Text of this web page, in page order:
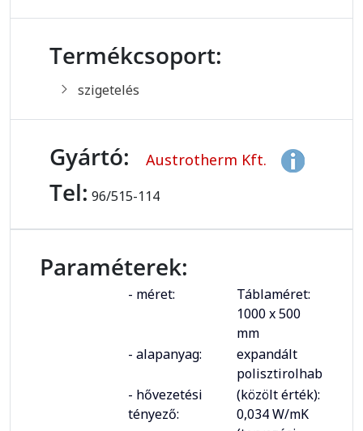
Termékcsoport:
szigetelés
Gyártó: Austrotherm Kft.
Tel: 96/515-114
Paraméterek:
- méret:
Táblaméret:
1000 x 500
mm
- alapanyag:
expandált
polisztirolhab
- hővezetési
tényező:
(közölt érték):
0,034 W/mK